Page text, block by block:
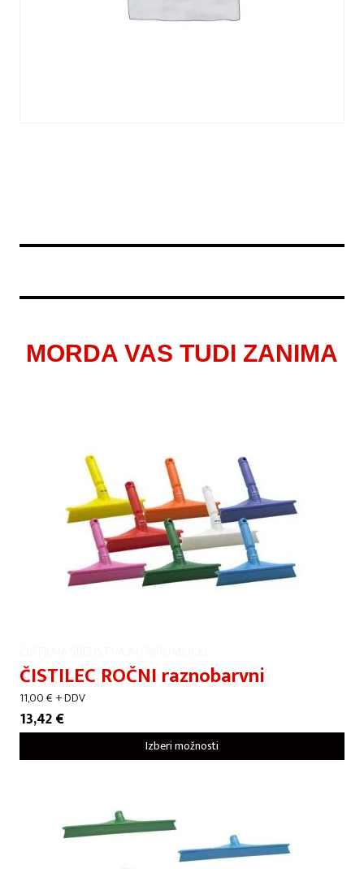
MORDA VAS TUDI ZANIMA
ČISTILEC ROČNI raznobarvni
11,00€+ DDV
13,42€
Izberi možnosti